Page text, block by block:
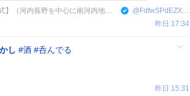
南河内ニュース／奥河内から情報発信【公式】（河内長野を中心に南河内地域の情報発信します） @ FdfwSPdEZXn3I3G
昨日 17:34
し #酒 #呑んでる
昨日 15:31